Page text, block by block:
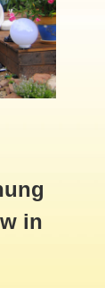
in